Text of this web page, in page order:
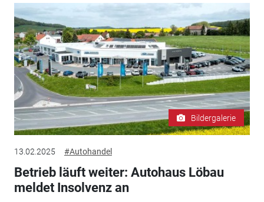
Bildergalerie
13.02.2025 #Autohandel
Betrieb läuft weiter: Autohaus Löbau
meldet Insolvenz an